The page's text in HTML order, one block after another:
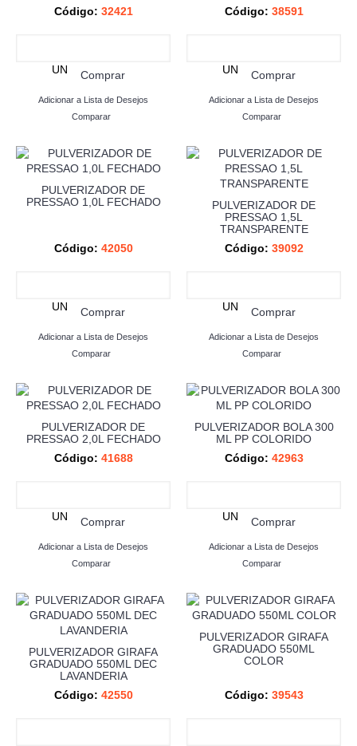
Código: 32421
UN Comprar
Adicionar a Lista de Desejos
Comparar
Código: 38591
UN Comprar
Adicionar a Lista de Desejos
Comparar
PULVERIZADOR DE
PRESSAO 1,0L FECHADO
Código: 42050
UN Comprar
Adicionar a Lista de Desejos
Comparar
PULVERIZADOR DE
PRESSAO 1,5L
TRANSPARENTE
Código: 39092
UN Comprar
Adicionar a Lista de Desejos
Comparar
PULVERIZADOR DE
PRESSAO 2,0L FECHADO
Código: 41688
UN Comprar
Adicionar a Lista de Desejos
Comparar
PULVERIZADOR BOLA 300
ML PP COLORIDO
Código: 42963
UN Comprar
Adicionar a Lista de Desejos
Comparar
PULVERIZADOR GIRAFA
GRADUADO 550ML DEC
LAVANDERIA
Código: 42550
PULVERIZADOR GIRAFA
GRADUADO 550ML
COLOR
Código: 39543